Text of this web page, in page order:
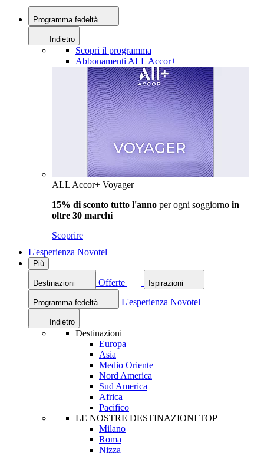
Programma fedeltà
Indietro
Scopri il programma
Abbonamenti ALL Accor+
ALL Accor+ Voyager
15% di sconto tutto l'anno per ogni soggiorno in
oltre 30 marchi
Scoprire
L'esperienza Novotel
Più
Destinazioni Offerte Ispirazioni
Programma fedeltà L'esperienza Novotel
Indietro
Destinazioni
Europa
Asia
Medio Oriente
Nord America
Sud America
Africa
Pacifico
LE NOSTRE DESTINAZIONI TOP
Milano
Roma
Nizza